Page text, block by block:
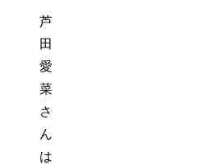
芦
田
愛
菜
さ
ん
は